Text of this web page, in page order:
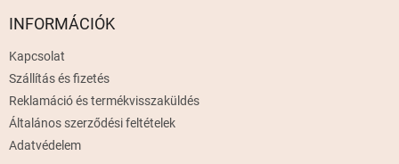
INFORMÁCIÓK
Kapcsolat
Szállítás és fizetés
Reklamáció és termékvisszaküldés
Általános szerződési feltételek
Adatvédelem